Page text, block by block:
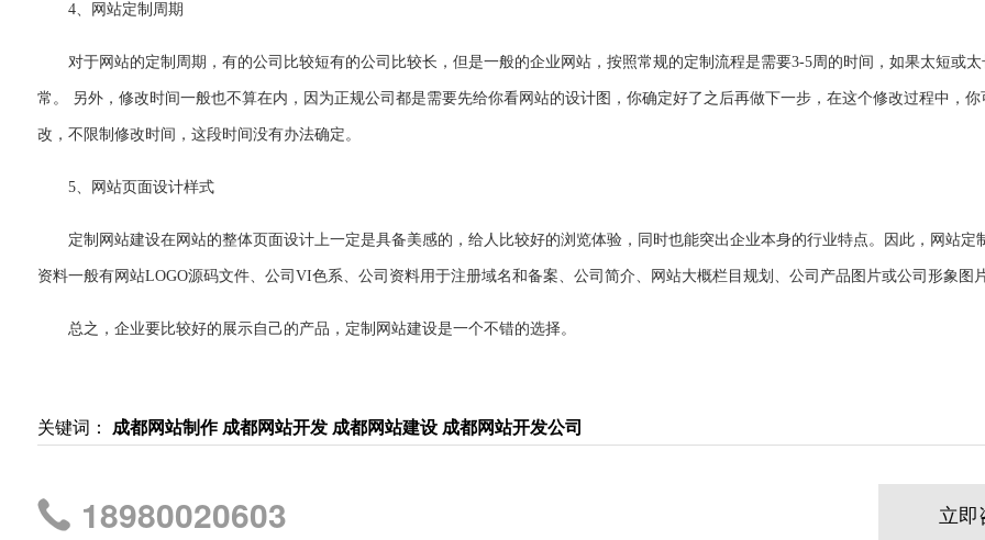
4、 网站定制周期
对于网站的定制周期，有的公司比较短有的公司比较长，但是一般的企业网站，按照常规的定制流程是需要3-5周的时间，如果太短或
常。 另外，修改时间一般也不算在内，因为正规公司都是需要先给你看网站的设计图，你确定好了之后再做下一步，在这个修改过程中，你
改，不限制修改时间，这段时间没有办法确定。
5、网站页面设计样式
定制网站建设在网站的整体页面设计上一定是具备美感的，给人比较好的浏览体验，同时也能突出企业本身的行业特点。因此， 网站定
资料一般有网站LOGO源码文件、公司VI色系、公司资料用于注册域名和备案、公司简介、网站大概栏目规划、公司产品图片或公司形象图片
总之，企业要比较好的展示自己的产品，定制网站建设是一个不错的选择。
关键词： 成都网站制作 成都网站开发 成都网站建设 成都网站开发公司
18980020603 立即